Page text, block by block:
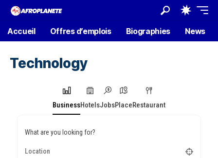
Accueil Offres d’emplois Biographies News
Technology
BusinessHotelsJobsPlaceRestaurant
What are you looking for?